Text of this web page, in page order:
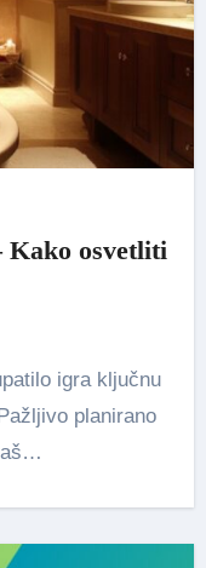
Kako osvetliti
planirano